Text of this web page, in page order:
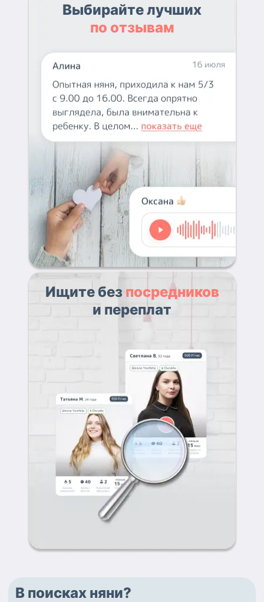
Выбирайте лучших
по отзывам
Ищите без посредников
и переплат
В поисках няни?